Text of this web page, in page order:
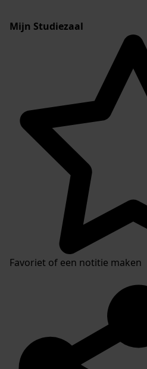
Mijn Studiezaal
Favoriet of een notitie maken